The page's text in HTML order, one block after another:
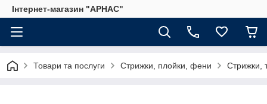
Інтернет-магазин "АРНАС"
Товари та послуги Стрижки, плойки, фени Стрижки,